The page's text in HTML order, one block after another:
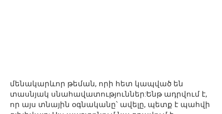
մենակարևոր թեման, որի հետ կապված են
տասնյակ սնահավատություններ:Ենթ ադրվում է,
որ այս տնային օգնականը՝ ավելը, պետք է պահվի